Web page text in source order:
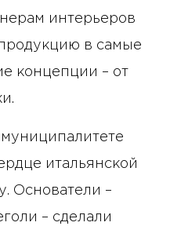
интерьеров
в самые
концепции – от
итальянской
Основатели –
– сделали